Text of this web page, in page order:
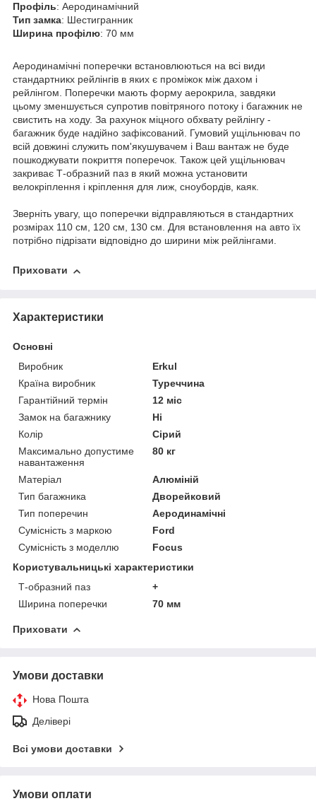
Профіль: Аеродинамічний
Тип замка: Шестигранник
Ширина профілю: 70 мм
Аеродинамічні поперечки встановлюються на всі види
стандартникх рейлінгів в яких є проміжок між дахом і
рейлінгом. Поперечки мають форму аерокрила, завдяки
цьому зменшується супротив повітряного потоку і багажник не
свистить на ходу. За рахунок міцного обхвату рейлінгу -
багажник буде надійно зафіксований. Гумовий ущільнювач по
всій довжині служить пом'якушувачем і Ваш вантаж не буде
пошкоджувати покриття поперечок. Також цей ущільнювач
закриває Т-образний паз в який можна установити
велокріплення і кріплення для лиж, сноубордів, каяк.
Зверніть увагу, що поперечки відправляються в стандартних
розмірах 110 см, 120 см, 130 см. Для встановлення на авто їх
потрібно підрізати відповідно до ширини між рейлінгами.
Приховати
Характеристики
Основні
Виробник
Erkul
Країна виробник
Туреччина
Гарантійний термін
12 міс
Замок на багажнику
Ні
Колір
Сірий
Максимально допустиме
навантаження
80 кг
Матеріал
Алюміній
Тип багажника
Дворейковий
Тип поперечин
Аеродинамічні
Сумісність з маркою
Ford
Сумісність з моделлю
Focus
Користувальницькі характеристики
Т-образний паз
+
Ширина поперечки
70 мм
Приховати
Умови доставки
Нова Пошта
Делівері
Всі умови доставки
Умови оплати